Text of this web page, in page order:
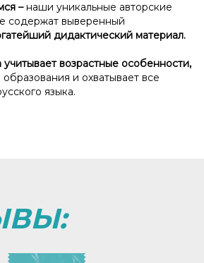
–наши уникальные авторские
содержат выверенный
дидактический материал.
возрастные особенности,
и охватывает все
языка.